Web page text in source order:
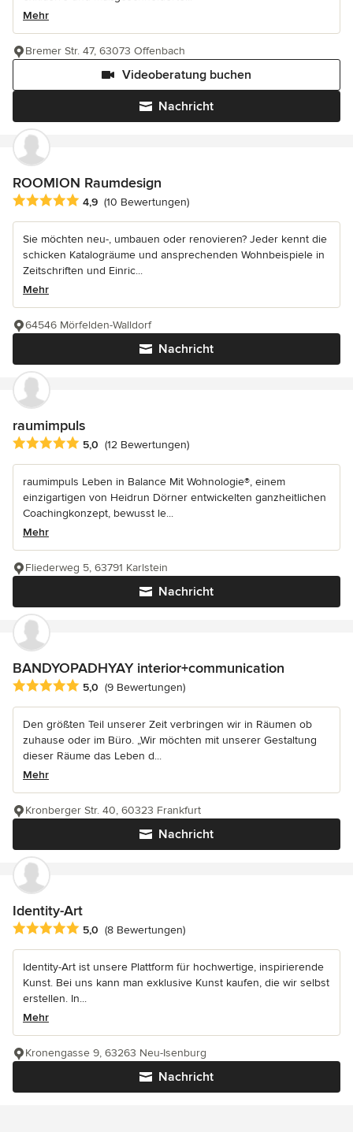
Mehr
Nachricht
Videoberatung buchen
Bremer Str. 47, 63073 Offenbach
ROOMION Raumdesign
Durchschnittliche Bewertung: 4.9 von 5 Sternen
4,9 (10 Bewertungen)
Sie möchten neu-, umbauen oder renovieren? Jeder kennt die
schicken Katalogräume und ansprechenden Wohnbeispiele in
Zeitschriften und Einric...
Mehr
Nachricht
64546 Mörfelden-Walldorf
raumimpuls
Durchschnittliche Bewertung: 5 von 5 Sternen
5,0 (12 Bewertungen)
raumimpuls Leben in Balance Mit Wohnologie®, einem
einzigartigen von Heidrun Dörner entwickelten ganzheitlichen
Coachingkonzept, bewusst le...
Mehr
Nachricht
Fliederweg 5, 63791 Karlstein
BANDYOPADHYAY interior+communication
Durchschnittliche Bewertung: 5 von 5 Sternen
5,0 (9 Bewertungen)
Den größten Teil unserer Zeit verbringen wir in Räumen ob
zuhause oder im Büro. „Wir möchten mit unserer Gestaltung
dieser Räume das Leben d...
Mehr
Nachricht
Kronberger Str. 40, 60323 Frankfurt
Identity-Art
Durchschnittliche Bewertung: 5 von 5 Sternen
5,0 (8 Bewertungen)
Identity-Art ist unsere Plattform für hochwertige, inspirierende
Kunst. Bei uns kann man exklusive Kunst kaufen, die wir selbst
erstellen. In...
Mehr
Nachricht
Kronengasse 9, 63263 Neu-Isenburg